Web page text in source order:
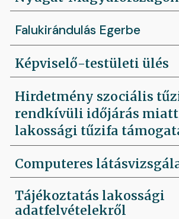
Falukirándulás Egerbe
Képviselő-testületi ülés
Hirdetmény szociális
rendkívüli időjárás
lakossági tűzifa
Computeres
Tájékoztatás lakossági
adatfelvételekről